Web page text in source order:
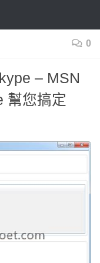
0
– MSN
幫您搞定